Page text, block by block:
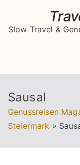
springen
Slow Travel &
Sausal
Genussreisen
Steiermark »